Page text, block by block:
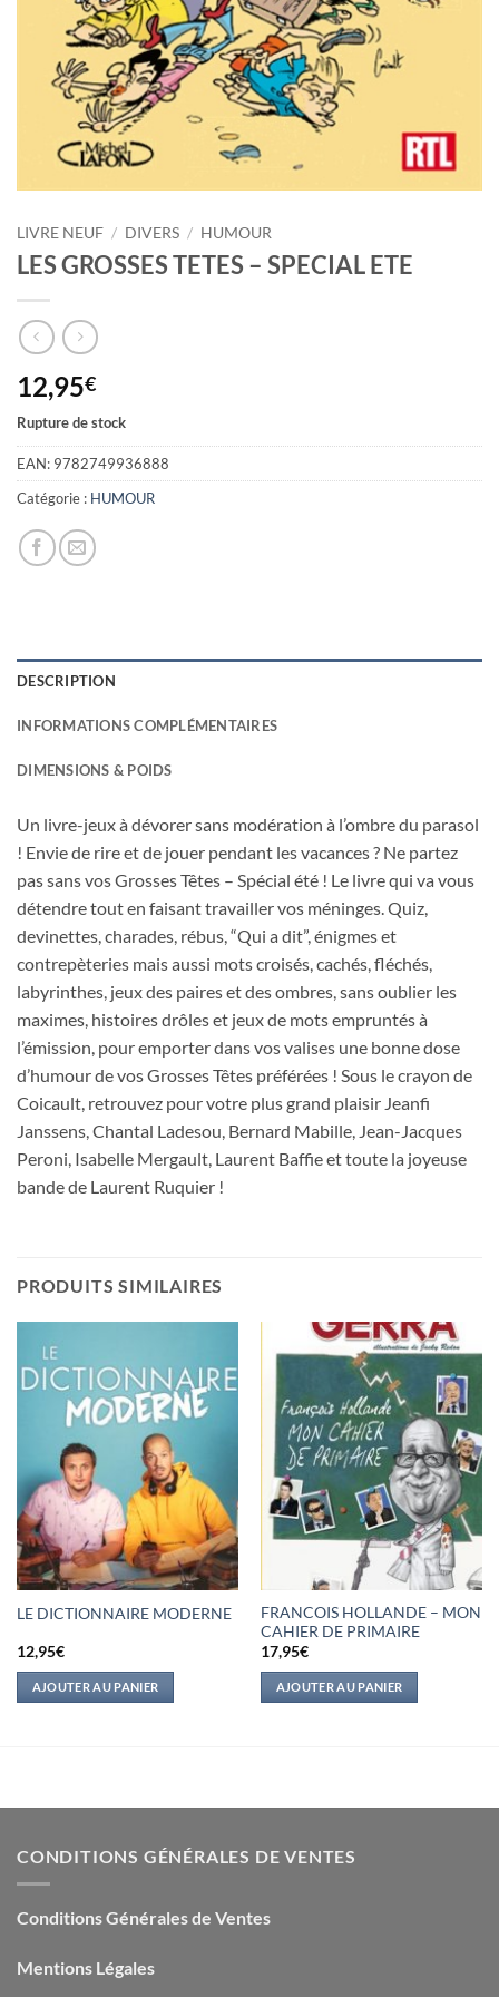
LIVRE NEUF / DIVERS / HUMOUR
LES GROSSES TETES – SPECIAL ETE
12,95€
Rupture de stock
EAN: 9782749936888
Catégorie : HUMOUR
DESCRIPTION
INFORMATIONS COMPLÉMENTAIRES
DIMENSIONS & POIDS
Un livre-jeux à dévorer sans modération à l’ombre du parasol
! Envie de rire et de jouer pendant les vacances ? Ne partez
pas sans vos Grosses Têtes – Spécial été ! Le livre qui va vous
détendre tout en faisant travailler vos méninges. Quiz,
devinettes, charades, rébus, “Qui a dit”, énigmes et
contrepèteries mais aussi mots croisés, cachés, fléchés,
labyrinthes, jeux des paires et des ombres, sans oublier les
maximes, histoires drôles et jeux de mots empruntés à
l’émission, pour emporter dans vos valises une bonne dose
d’humour de vos Grosses Têtes préférées ! Sous le crayon de
Coicault, retrouvez pour votre plus grand plaisir Jeanfi
Janssens, Chantal Ladesou, Bernard Mabille, Jean-Jacques
Peroni, Isabelle Mergault, Laurent Baffie et toute la joyeuse
bande de Laurent Ruquier !
PRODUITS SIMILAIRES
LE DICTIONNAIRE MODERNE
12,95€
AJOUTER AU PANIER
FRANCOIS HOLLANDE – MON
CAHIER DE PRIMAIRE
17,95€
AJOUTER AU PANIER
CONDITIONS GÉNÉRALES DE VENTES
Conditions Générales de Ventes
Mentions Légales